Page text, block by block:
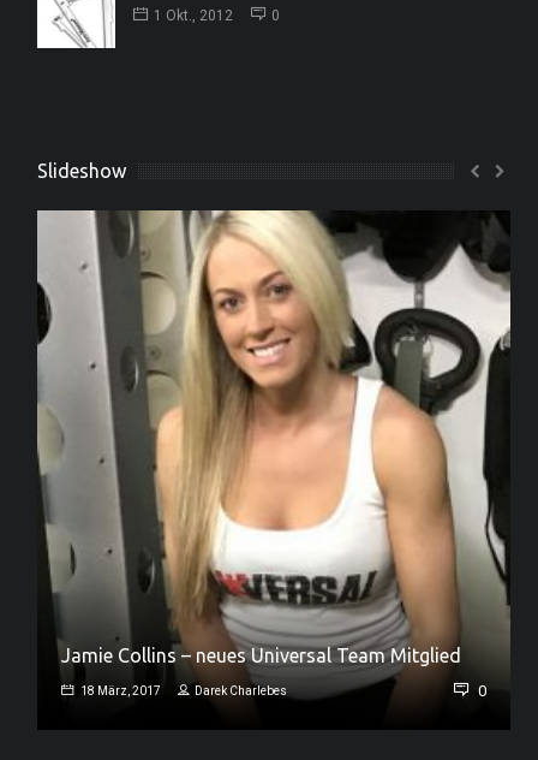
1 Okt., 2012 0
Slideshow
Jamie Collins – neues Universal Team Mitglied
18 März, 2017 Darek Charlebes 0